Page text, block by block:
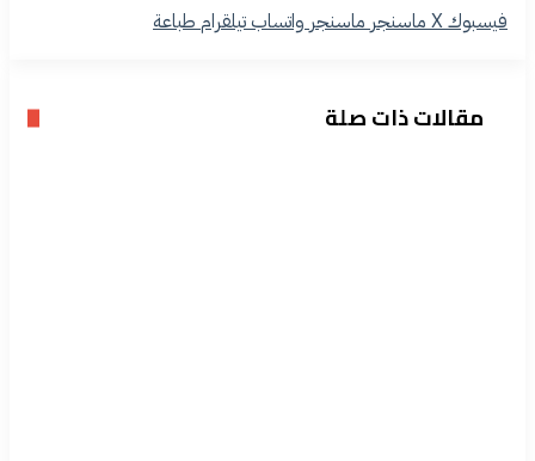
فيسبوك‫Xماسنجر ماسنجر واتسابتيلقرامطباعة
مقالات ذات صلة